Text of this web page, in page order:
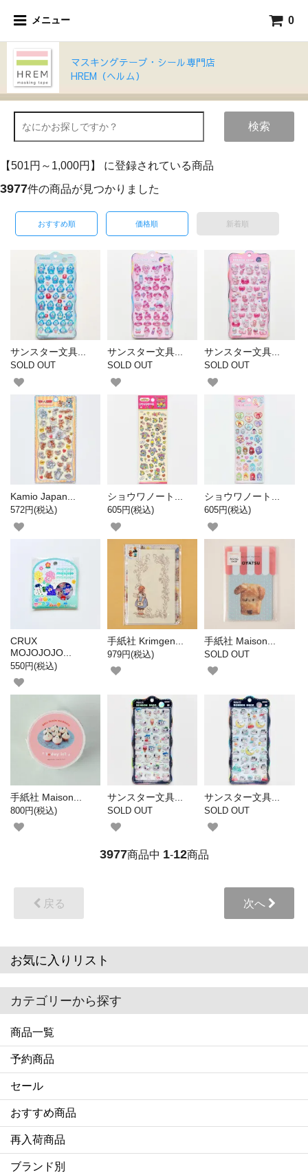
メニュー 0
マスキングテープ・シール専門店
HREM（ヘルム）
検索
【501円～1,000円】 に登録されている商品
3977件の商品が見つかりました
おすすめ順 価格順 新着順
サンスター文具...
SOLD OUT
サンスター文具...
SOLD OUT
サンスター文具...
SOLD OUT
Kamio Japan...
572円(税込)
ショウワノート...
605円(税込)
ショウワノート...
605円(税込)
CRUX
MOJOJOJO...
550円(税込)
手紙社 Krimgen...
979円(税込)
手紙社 Maison...
SOLD OUT
手紙社 Maison...
800円(税込)
サンスター文具...
SOLD OUT
サンスター文具...
SOLD OUT
3977商品中 1-12商品
戻る 次へ
お気に入りリスト
カテゴリーから探す
商品一覧
予約商品
セール
おすすめ商品
再入荷商品
ブランド別